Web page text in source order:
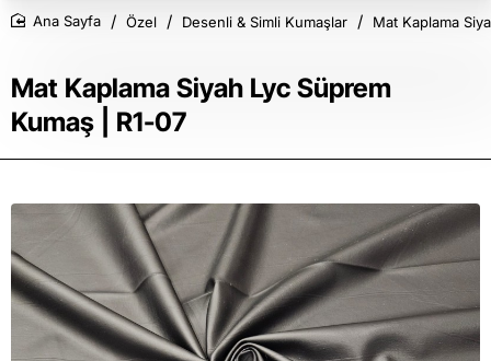
Mat Kaplama Siyah Lyc Süprem
Kumaş | R1-07
Özel Desenli & Simli Kumaşlar Mat Kaplama